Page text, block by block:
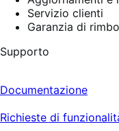
Servizio clienti
Garanzia di
Supporto
Documentazione
Richieste di